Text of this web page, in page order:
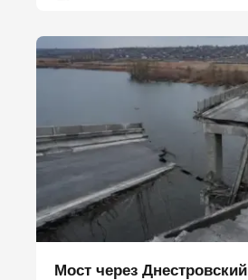
Мост через